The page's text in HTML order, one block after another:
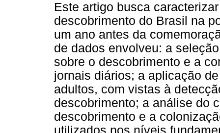
Este artigo busca
descobrimento do Brasil na
um ano antes da
de dados envolveu: a
sobre o descobrimento e a
jornais diários; a aplicação
adultos, com vistas à
descobrimento; a análise do
descobrimento e a